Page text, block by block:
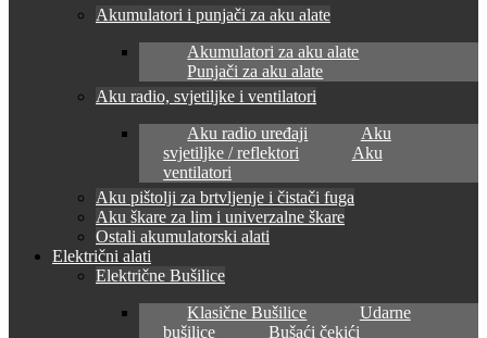
Akumulatori i punjači za aku alate
Akumulatori za aku alate
Punjači za aku alate
Aku radio, svjetiljke i ventilatori
Aku radio uređaji
Aku
svjetiljke / reflektori
Aku
ventilatori
Aku pištolji za brtvljenje i čistači fuga
Aku škare za lim i univerzalne škare
Ostali akumulatorski alati
Električni alati
Električne Bušilice
Klasične Bušilice
Udarne
bušilice
Bušaći čekići